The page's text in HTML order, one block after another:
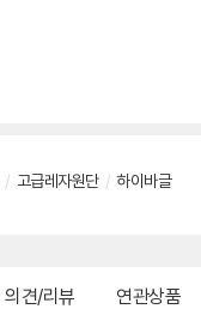
/ 고급레자원단 / 하이바글
의견/리뷰 연관상품